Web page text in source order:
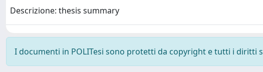
Descrizione: thesis summary
I documenti in POLITesi sono protetti da copyright e tutti i diritti